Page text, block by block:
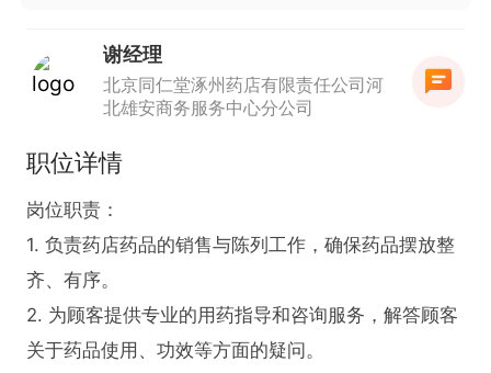
谢经理
北京同仁堂涿州药店有限责任公司河
北雄安商务服务中心分公司
职位详情
岗位职责：
1. 负责药店药品的销售与陈列工作，确保药品摆放整
齐、有序。
2. 为顾客提供专业的用药指导和咨询服务，解答顾客
关于药品使用、功效等方面的疑问。